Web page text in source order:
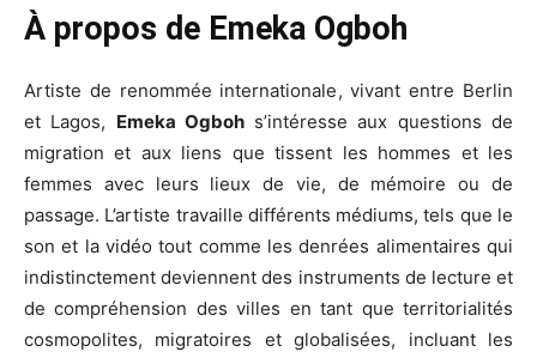
À propos de Emeka Ogboh
Artiste de renommée internationale, vivant entre Berlin
et Lagos, Emeka Ogbohs’intéresse aux questions de
migration et aux liens que tissent les hommes et les
femmes avec leurs lieux de vie, de mémoire ou de
passage. L’artiste travaille différents médiums, tels que le
son et la vidéo tout comme les denrées alimentaires qui
indistinctement deviennent des instruments de lecture et
de compréhension des villes en tant que territorialités
cosmopolites, migratoires et globalisées, incluant les